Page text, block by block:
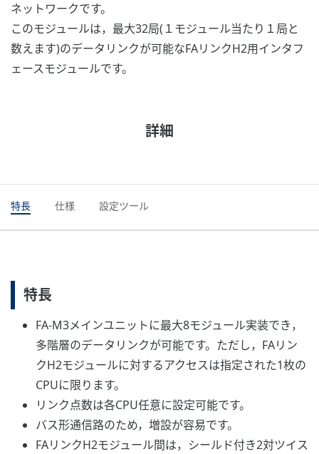
ネットワークです。
このモジュールは，最大32局(１モジュール当たり１局と
数えます)のデータリンクが可能なFAリンクH2用インタフ
ェースモジュールです。
詳細
特長 仕様 設定ツール
特長
FA-M3メインユニットに最大8モジュール実装でき，
多階層のデータリンクが可能です。ただし，FAリン
クH2モジュールに対するアクセスは指定された1枚の
CPUに限ります。
リンク点数は各CPU任意に設定可能です。
バス形通信路のため，増設が容易です。
FAリンクH2モジュール間は，シールド付き2対ツイス